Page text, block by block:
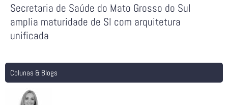
Secretaria de Saúde do Mato Grosso do Sul
amplia maturidade de SI com arquitetura
unificada
Colunas & Blogs